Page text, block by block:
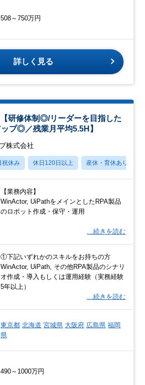
508～750万円
詳しく見る
研修体制◎/リーダーを目指した
プ◎／残業月平均5.5H】
株式会社
祝休み 休日120日以上 産休・育休あり
【業務内容】
WinActor, UiPathをメインとしたRPA製品
のロボット作成・保守・運用
…続きを読む
①下記いずれかのスキルをお持ちの方
WinActor, UiPath, その他RPA製品のシナリ
オ作成・導入もしくは運用経験（実務経験
5年以上）
…続きを読む
東京都 北海道 宮城県 大阪府 広島県 福岡
県
490～1000万円